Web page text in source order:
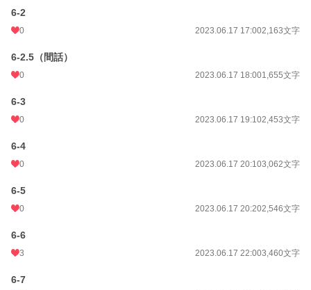
6-2
0 2023.06.17 17:002,163文字
6-2.5（間話）
0 2023.06.17 18:001,655文字
6-3
0 2023.06.17 19:102,453文字
6-4
0 2023.06.17 20:103,062文字
6-5
0 2023.06.17 20:202,546文字
6-6
3 2023.06.17 22:003,460文字
6-7